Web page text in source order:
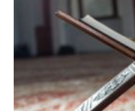
référés
rejette
la
demande
de